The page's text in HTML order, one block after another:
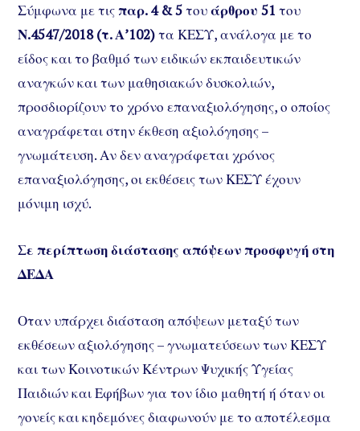
Σύμφωνα με τιςπαρ. 4 & 5τουάρθρου 51 του
Ν.4547/2018 (τ. Α’102)τα ΚΕΣΥ, ανάλογα με το
είδος και το βαθμό των ειδικών εκπαιδευτικών
αναγκών και των μαθησιακών δυσκολιών,
προσδιορίζουν το χρόνο επαναξιολόγησης, ο οποίος
αναγράφεται στην έκθεση αξιολόγησης –
γνωμάτευση. Αν δεν αναγράφεται χρόνος
επαναξιολόγησης, οι εκθέσεις των ΚΕΣΥ έχουν
μόνιμη ισχύ.
Σε περίπτωση διάστασης απόψεων προσφυγή στη
ΔΕΔΑ
Οταν υπάρχει διάσταση απόψεων μεταξύ των
εκθέσεων αξιολόγησης – γνωματεύσεων των ΚΕΣΥ
και των Κοινοτικών Κέντρων Ψυχικής Υγείας
Παιδιών και Εφήβων για τον ίδιο μαθητή ή όταν οι
γονείς και κηδεμόνες διαφωνούν με το αποτέλεσμα